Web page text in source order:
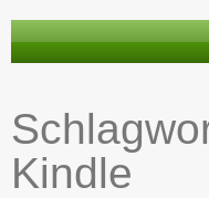
Reiseberichte
Unterwegs
Kindle